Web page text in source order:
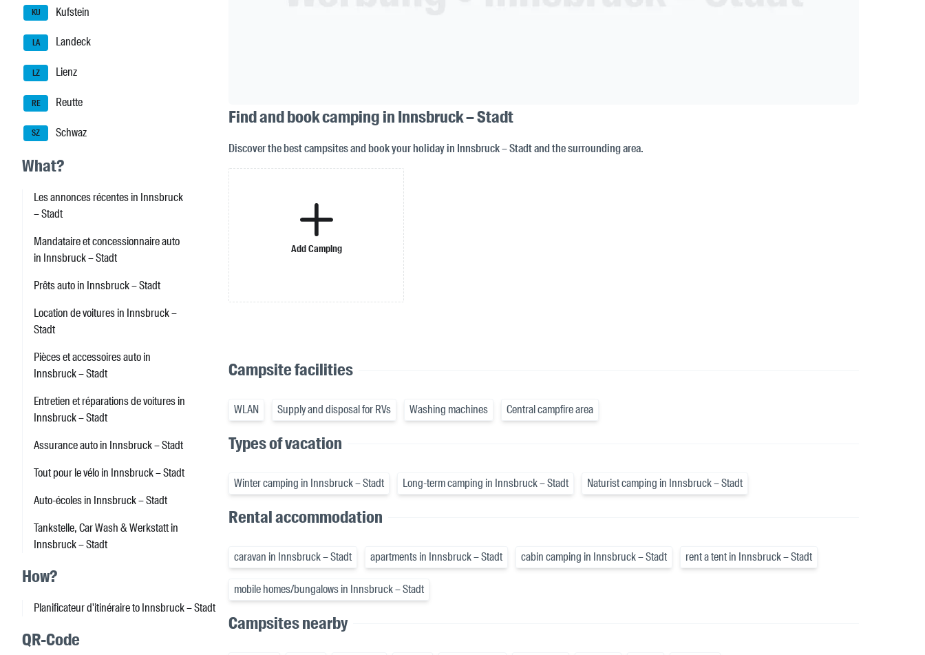
KU Kufstein
LA Landeck
LZ Lienz
RE Reutte
SZ Schwaz
What?
Les annonces récentes in Innsbruck
– Stadt
Mandataire et concessionnaire auto
in Innsbruck – Stadt
Prêts auto in Innsbruck – Stadt
Location de voitures in Innsbruck –
Stadt
Pièces et accessoires auto in
Innsbruck – Stadt
Entretien et réparations de voitures in
Innsbruck – Stadt
Assurance auto in Innsbruck – Stadt
Tout pour le vélo in Innsbruck – Stadt
Auto-écoles in Innsbruck – Stadt
Tankstelle, Car Wash & Werkstatt in
Innsbruck – Stadt
How?
Planificateur d'itinéraire to Innsbruck – Stadt
QR-Code
Find and book camping in Innsbruck – Stadt
Discover the best campsites and book your holiday in Innsbruck – Stadt and the surrounding area.
Add Camping
Campsite facilities
WLAN Supply and disposal for RVs Washing machines Central campfire area
Types of vacation
Winter camping in Innsbruck – Stadt Long-term camping in Innsbruck – Stadt Naturist camping in Innsbruck – Stadt
Rental accommodation
caravan in Innsbruck – Stadt apartments in Innsbruck – Stadt cabin camping in Innsbruck – Stadt rent a tent in Innsbruck – Stadt
mobile homes/bungalows in Innsbruck – Stadt
Campsites nearby